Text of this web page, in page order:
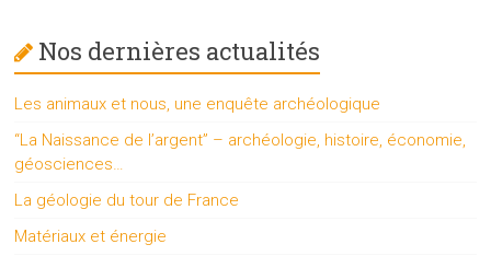
Nos dernières actualités
Les animaux et nous, une enquête archéologique
“La Naissance de l’argent” – archéologie, histoire, économie,
géosciences…
La géologie du tour de France
Matériaux et énergie